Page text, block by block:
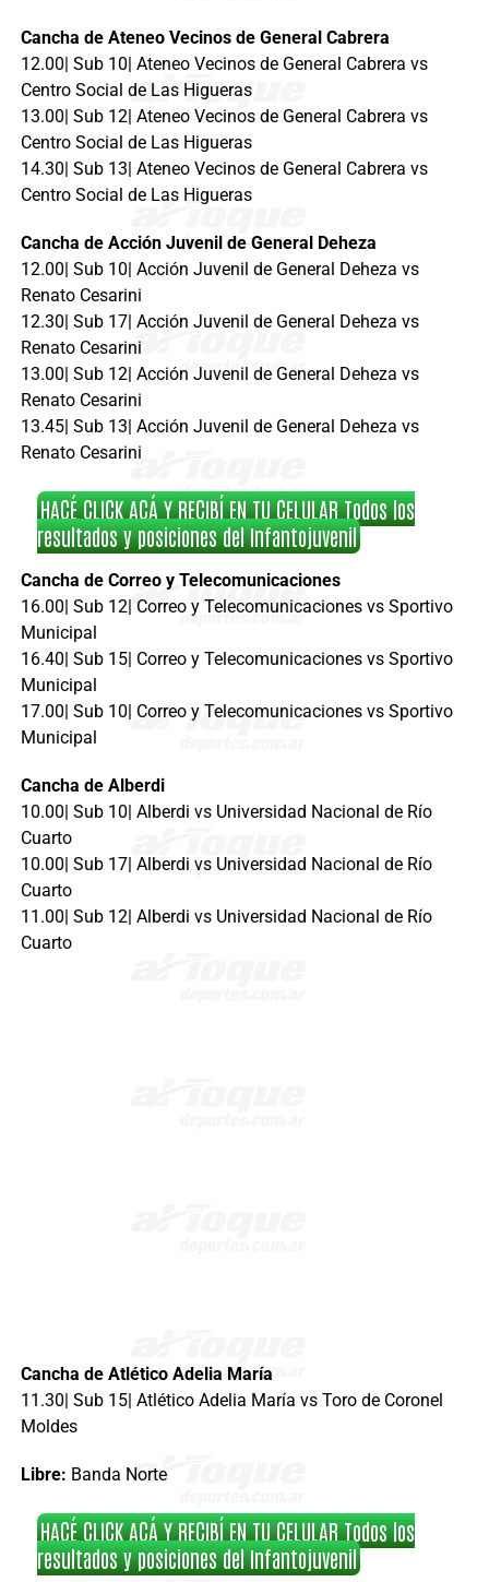
Cancha de Ateneo Vecinos de General Cabrera
12.00| Sub 10| Ateneo Vecinos de General Cabrera vs
Centro Social de Las Higueras
13.00| Sub 12| Ateneo Vecinos de General Cabrera vs
Centro Social de Las Higueras
14.30| Sub 13| Ateneo Vecinos de General Cabrera vs
Centro Social de Las Higueras
Cancha de Acción Juvenil de General Deheza
12.00| Sub 10| Acción Juvenil de General Deheza vs
Renato Cesarini
12.30| Sub 17| Acción Juvenil de General Deheza vs
Renato Cesarini
13.00| Sub 12| Acción Juvenil de General Deheza vs
Renato Cesarini
13.45| Sub 13| Acción Juvenil de General Deheza vs
Renato Cesarini
HACÉ CLICK ACÁ Y RECIBÍ EN TU CELULAR Todos los
resultados y posiciones del Infantojuvenil
Cancha de Correo y Telecomunicaciones
16.00| Sub 12| Correo y Telecomunicaciones vs Sportivo
Municipal
16.40| Sub 15| Correo y Telecomunicaciones vs Sportivo
Municipal
17.00| Sub 10| Correo y Telecomunicaciones vs Sportivo
Municipal
Cancha de Alberdi
10.00| Sub 10| Alberdi vs Universidad Nacional de Río
Cuarto
10.00| Sub 17| Alberdi vs Universidad Nacional de Río
Cuarto
11.00| Sub 12| Alberdi vs Universidad Nacional de Río
Cuarto
Cancha de Atlético Adelia María
11.30| Sub 15| Atlético Adelia María vs Toro de Coronel
Moldes
Libre: Banda Norte
HACÉ CLICK ACÁ Y RECIBÍ EN TU CELULAR Todos los
resultados y posiciones del Infantojuvenil